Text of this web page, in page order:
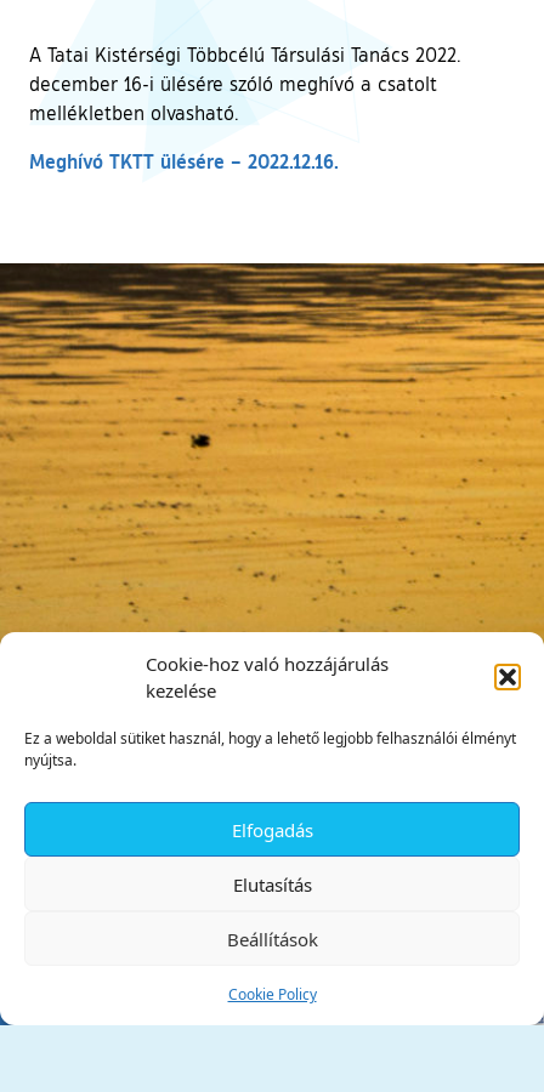
Cookie-hoz való hozzájárulás
kezelése
Ez a weboldal sütiket használ, hogy a lehető legjobb felhasználói élményt
nyújtsa.
Elfogadás
Elutasítás
Beállítások
Cookie Policy
A Tatai Kistérségi Többcélú Társulási Tanács 2022.
december 16-i ülésére szóló meghívó a csatolt
mellékletben olvasható.
Meghívó TKTT ülésére – 2022.12.16.
Tata Város Önkormányzata
✕